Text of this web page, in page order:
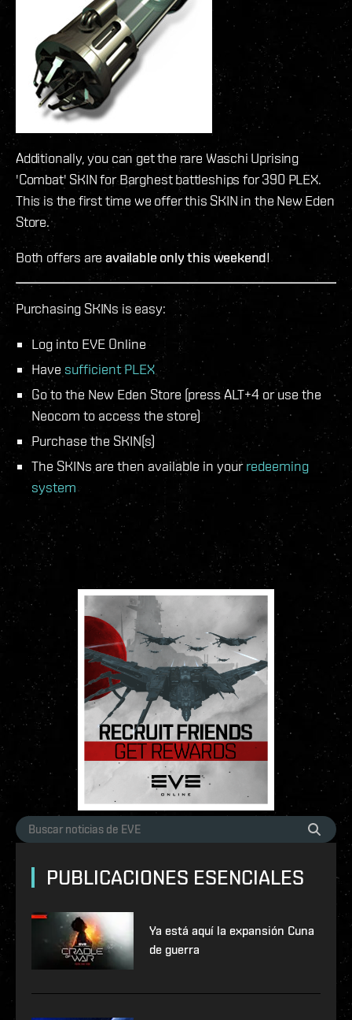
Additionally, you can get the rare Waschi Uprising
'Combat' SKIN for Barghest battleships for 390 PLEX.
This is the first time we offer this SKIN in the New Eden
Store.
Both offers areavailable only this weekend!
Purchasing SKINs is easy:
Log into EVE Online
Have sufficient PLEX
Go to the New Eden Store (press ALT+4 or use the
Neocom to access the store)
Purchase the SKIN(s)
The SKINs are then available in yourredeeming
system
PUBLICACIONES ESENCIALES
Ya está aquí la expansión Cuna
de guerra